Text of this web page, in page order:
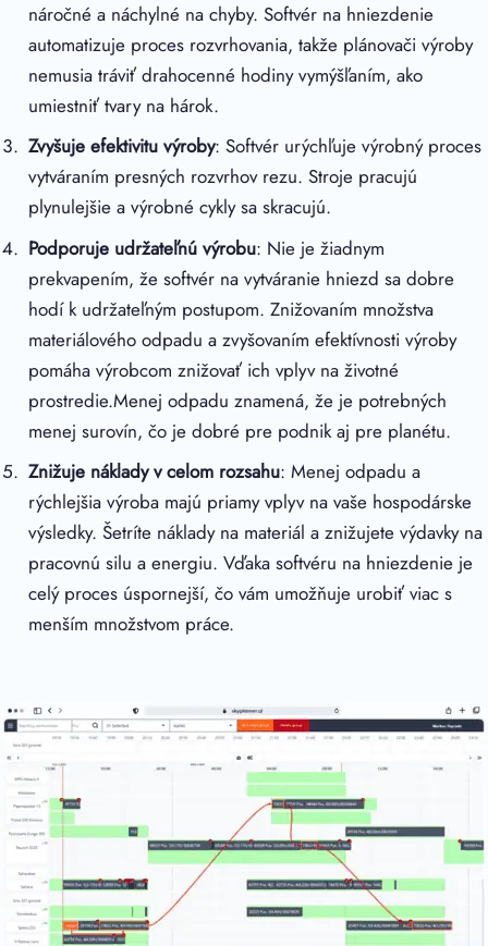
náročné a náchylné na chyby. Softvér na hniezdenie
automatizuje proces rozvrhovania, takže plánovači výroby
nemusia tráviť drahocenné hodiny vymýšľaním, ako
umiestniť tvary na hárok.
Zvyšuje efektivitu výroby: Softvér urýchľuje výrobný proces
vytváraním presných rozvrhov rezu. Stroje pracujú
plynulejšie a výrobné cykly sa skracujú.
Podporuje udržateľnú výrobu: Nie je žiadnym
prekvapením, že softvér na vytváranie hniezd sa dobre
hodí k udržateľným postupom. Znižovaním množstva
materiálového odpadu a zvyšovaním efektívnosti výroby
pomáha výrobcom znižovať ich vplyv na životné
prostredie.Menej odpadu znamená, že je potrebných
menej surovín, čo je dobré pre podnik aj pre planétu.
Znižuje náklady v celom rozsahu: Menej odpadu a
rýchlejšia výroba majú priamy vplyv na vaše hospodárske
výsledky. Šetríte náklady na materiál a znižujete výdavky na
pracovnú silu a energiu. Vďaka softvéru na hniezdenie je
celý proces úspornejší, čo vám umožňuje urobiť viac s
menším množstvom práce.